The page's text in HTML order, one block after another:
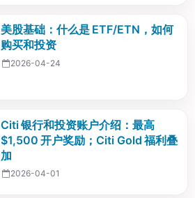
美股基础：什么是 ETF/ETN，如何
购买和投资
2026-04-24
Citi 银行和投资账户介绍：最高
$1,500 开户奖励；Citi Gold 福利叠
加
2026-04-01